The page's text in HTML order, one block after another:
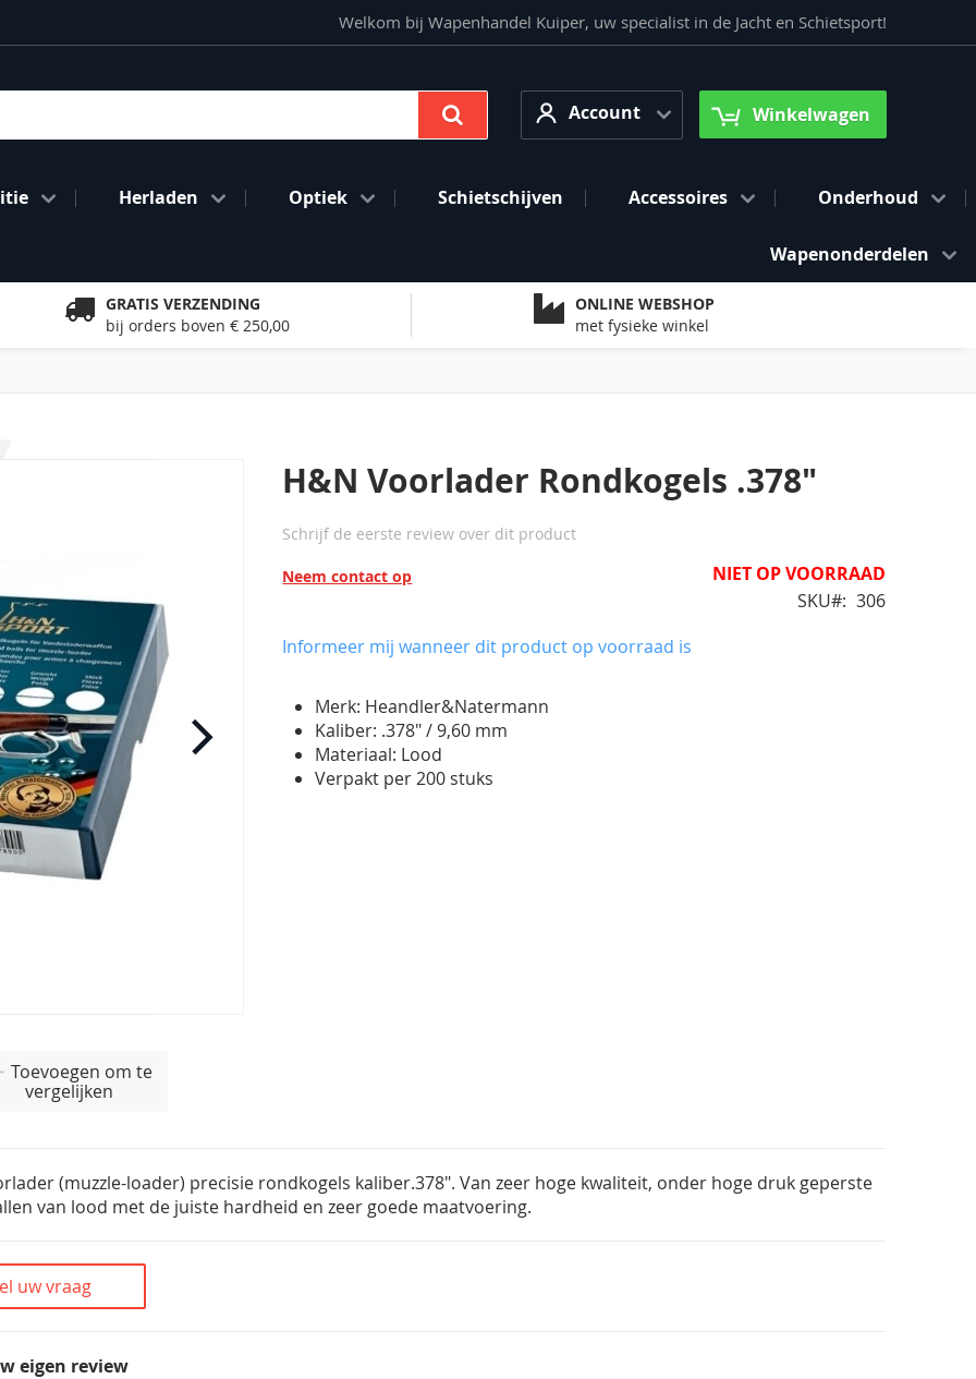
Welkom bij Wapenhandel Kuiper, uw specialist in de Jacht en Schietsport!
AccountAccount Winkelwagen
Herladen Optiek Schietschijven Accessoires Onderhoud
Wapenonderdelen
GRATIS VERZENDING
bij orders boven € 250,00
ONLINE WEBSHOP
met fysieke winkel
Toevoegen om te
vergelijken
H&N Voorlader Rondkogels .378"
Schrijf de eerste review over dit product
Neem contact op
NIET OP VOORRAAD
SKU
306
Informeer mij wanneer dit product op voorraad is
Merk: Heandler&Natermann
Kaliber: .378" / 9,60 mm
Materiaal: Lood
Verpakt per 200 stuks
(muzzle-loader) precisie rondkogels kaliber.378". Van zeer hoge kwaliteit, onder hoge druk geperste
van lood met de juiste hardheid en zeer goede maatvoering.
uw vraag
eigen review